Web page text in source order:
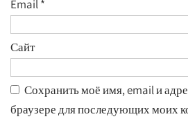
Email*
Сайт
Сохранить моё имя, email и
браузере для последующих моих